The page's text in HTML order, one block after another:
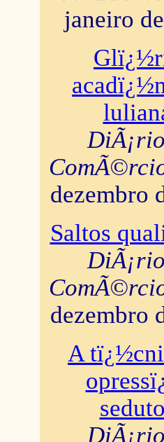
janeiro
dezembro
Saltos
dezembro
A